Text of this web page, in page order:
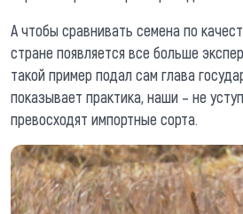
А чтобы сравнивать семена по
стране появляется все больше
такой пример подал сам глава
показывает практика, наши – не
превосходят импортные сорта.